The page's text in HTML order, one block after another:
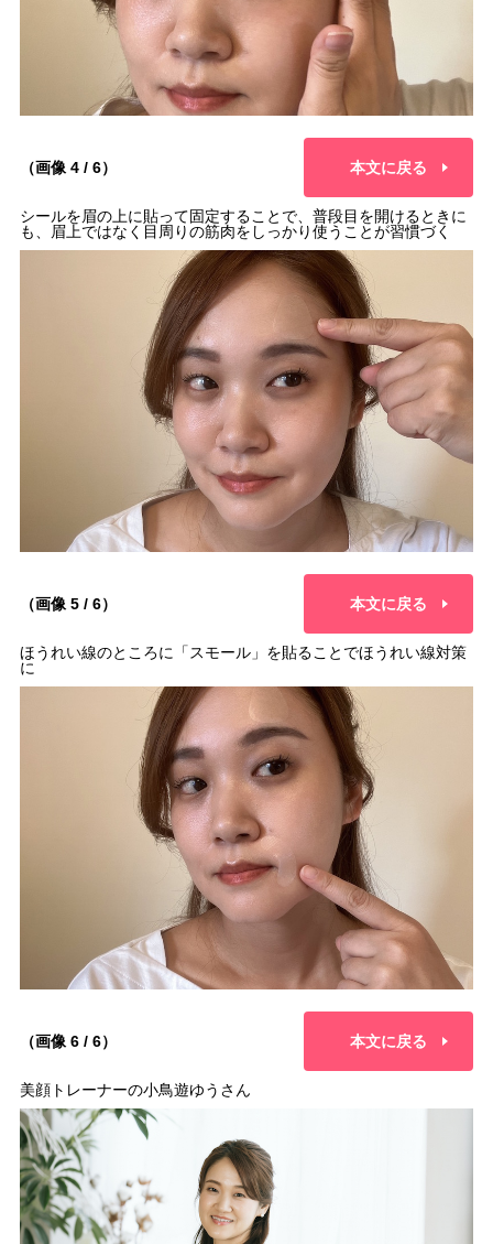
（画像 4 / 6） 本文に戻る
シールを眉の上に貼って固定することで、普段目を開けるときに
も、眉上ではなく目周りの筋肉をしっかり使うことが習慣づく
（画像 5 / 6） 本文に戻る
ほうれい線のところに「スモール」を貼ることでほうれい線対策
に
（画像 6 / 6） 本文に戻る
美顔トレーナーの小鳥遊ゆうさん